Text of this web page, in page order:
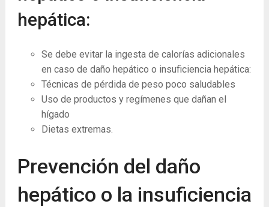
hepática:
Se debe evitar la ingesta de calorías adicionales
en caso de daño hepático o insuficiencia hepática:
Técnicas de pérdida de peso poco saludables
Uso de productos y regímenes que dañan el
hígado
Dietas extremas.
Prevención del daño
hepático o la insuficiencia